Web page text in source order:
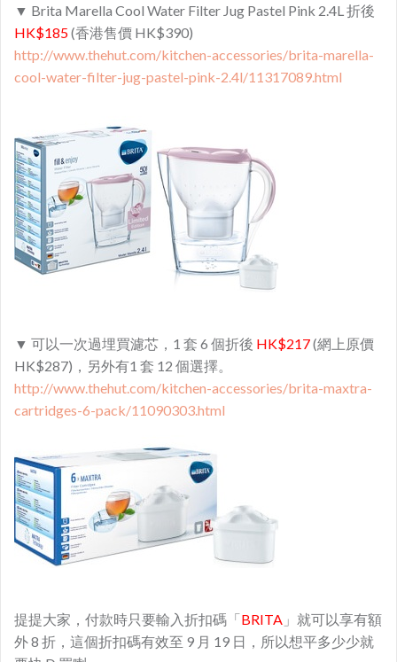
▼ Brita Marella Cool Water Filter Jug Pastel Pink 2.4L 折後
HK$185(香港售價 HK$390)
http://www.thehut.com/kitchen-accessories/brita-marella-
cool-water-filter-jug-pastel-pink-2.4l/11317089.html
▼ 可以一次過埋買濾芯，1 套 6 個折後 HK$217(網上原價
HK$287)，另外有1 套 12 個選擇。
http://www.thehut.com/kitchen-accessories/brita-maxtra-
cartridges-6-pack/11090303.html
提提大家，付款時只要輸入折扣碼「BRITA 」就可以享有額
外 8 折，這個折扣碼有效至 9 月 19 日，所以想平多少少就